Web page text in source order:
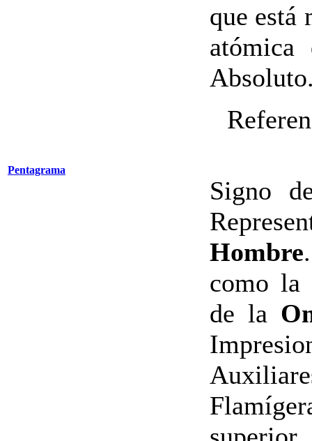
que está
atómica
Pentagrama
Signo
Hombre
como la
de la